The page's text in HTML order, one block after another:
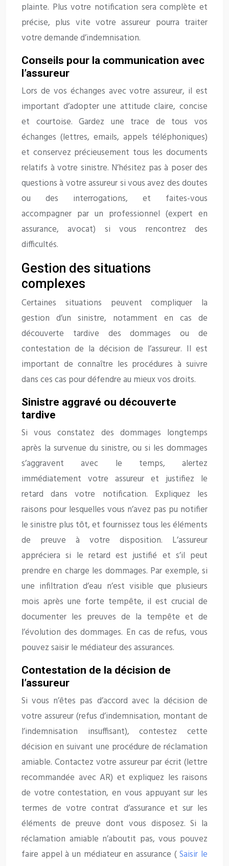
plainte. Plus votre notification sera complète et
précise, plus vite votre assureur pourra traiter
votre demande d’indemnisation.
Conseils pour la communication avec
l’assureur
Lors de vos échanges avec votre assureur, il est
important d’adopter une attitude claire, concise
et courtoise. Gardez une trace de tous vos
échanges (lettres, emails, appels téléphoniques)
et conservez précieusement tous les documents
relatifs à votre sinistre. N’hésitez pas à poser des
questions à votre assureur si vous avez des doutes
ou des interrogations, et faites-vous
accompagner par un professionnel (expert en
assurance, avocat) si vous rencontrez des
difficultés.
Gestion des situations
complexes
Certaines situations peuvent compliquer la
gestion d’un sinistre, notamment en cas de
découverte tardive des dommages ou de
contestation de la décision de l’assureur. Il est
important de connaître les procédures à suivre
dans ces cas pour défendre au mieux vos droits.
Sinistre aggravé ou découverte
tardive
Si vous constatez des dommages longtemps
après la survenue du sinistre, ou si les dommages
s’aggravent avec le temps, alertez
immédiatement votre assureur et justifiez le
retard dans votre notification. Expliquez les
raisons pour lesquelles vous n’avez pas pu notifier
le sinistre plus tôt, et fournissez tous les éléments
de preuve à votre disposition. L’assureur
appréciera si le retard est justifié et s’il peut
prendre en charge les dommages. Par exemple, si
une infiltration d’eau n’est visible que plusieurs
mois après une forte tempête, il est crucial de
documenter les preuves de la tempête et de
l’évolution des dommages. En cas de refus, vous
pouvez saisir le médiateur des assurances.
Contestation de la décision de
l’assureur
Si vous n’êtes pas d’accord avec la décision de
votre assureur (refus d’indemnisation, montant de
l’indemnisation insuffisant), contestez cette
décision en suivant une procédure de réclamation
amiable. Contactez votre assureur par écrit (lettre
recommandée avec AR) et expliquez les raisons
de votre contestation, en vous appuyant sur les
termes de votre contrat d’assurance et sur les
éléments de preuve dont vous disposez. Si la
réclamation amiable n’aboutit pas, vous pouvez
faire appel à un médiateur en assurance (Saisir le